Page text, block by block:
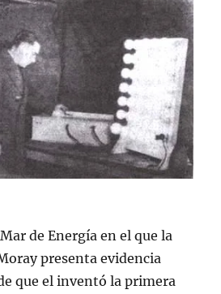
de Energía en el que la
presenta evidencia
que el inventó la primera